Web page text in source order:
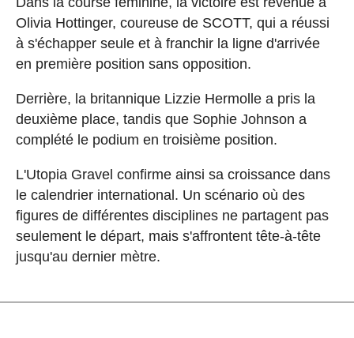
Olivia Hottinger, coureuse de SCOTT, qui a réussi
à s'échapper seule et à franchir la ligne d'arrivée
en première position sans opposition.
Derrière, la britannique Lizzie Hermolle a pris la
deuxième place, tandis que Sophie Johnson a
complété le podium en troisième position.
L'Utopia Gravel confirme ainsi sa croissance dans
le calendrier international. Un scénario où des
figures de différentes disciplines ne partagent pas
seulement le départ, mais s'affrontent tête-à-tête
jusqu'au dernier mètre.